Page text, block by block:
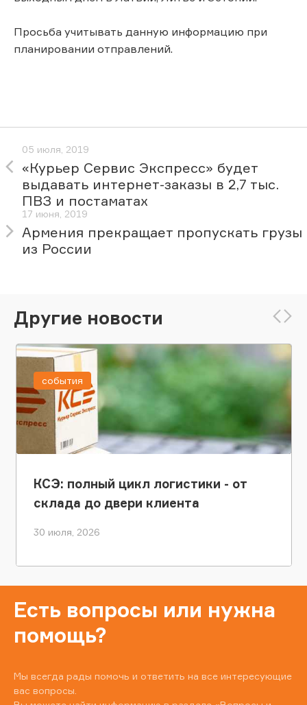
Просьба учитывать данную информацию при
планировании отправлений.
05 июля, 2019
«Курьер Сервис Экспресс» будет
выдавать интернет-заказы в 2,7 тыс.
ПВЗ и постаматах
17 июня, 2019
Армения прекращает пропускать грузы
из России
Другие новости
КСЭ: полный цикл логистики - от
склада до двери клиента
30 июля, 2026
события
Есть вопросы или нужна
помощь?
Мы всегда рады помочь и ответить на все интересующие
вас вопросы.